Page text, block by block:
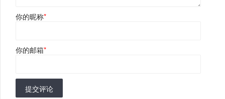
你的昵称*
你的邮箱*
提交评论